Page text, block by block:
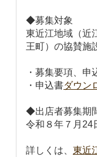
◆募集対象
東近江地域（近
王町）の協賛施
・募集要項、
・申込書ダウン
◆出店者募集期
令和８年７月24
詳しくは、 東近